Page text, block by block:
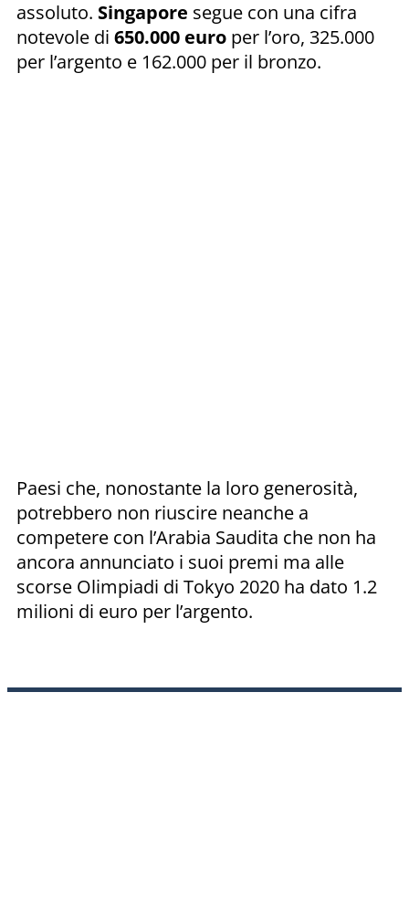
assoluto. Singapore segue con una cifra
notevole di 650.000 euro per l’oro, 325.000
per l’argento e 162.000 per il bronzo.
Paesi che, nonostante la loro generosità,
potrebbero non riuscire neanche a
competere con l’Arabia Saudita che non ha
ancora annunciato i suoi premi ma alle
scorse Olimpiadi di Tokyo 2020 ha dato 1.2
milioni di euro per l’argento.